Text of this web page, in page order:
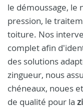
le démoussage, le
pression, le
toiture. Nos
complet afin
des solutions
zingueur, nous
chéneaux, noues
de qualité pour la